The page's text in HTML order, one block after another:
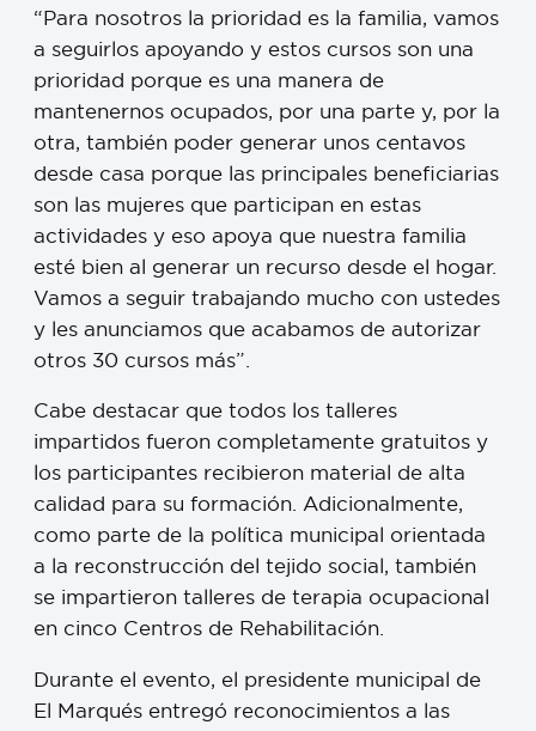
“Para nosotros la prioridad es la familia, vamos
a seguirlos apoyando y estos cursos son una
prioridad porque es una manera de
mantenernos ocupados, por una parte y, por la
otra, también poder generar unos centavos
desde casa porque las principales beneficiarias
son las mujeres que participan en estas
actividades y eso apoya que nuestra familia
esté bien al generar un recurso desde el hogar.
Vamos a seguir trabajando mucho con ustedes
y les anunciamos que acabamos de autorizar
otros 30 cursos más”.
Cabe destacar que todos los talleres
impartidos fueron completamente gratuitos y
los participantes recibieron material de alta
calidad para su formación. Adicionalmente,
como parte de la política municipal orientada
a la reconstrucción del tejido social, también
se impartieron talleres de terapia ocupacional
en cinco Centros de Rehabilitación.
Durante el evento, el presidente municipal de
El Marqués entregó reconocimientos a las